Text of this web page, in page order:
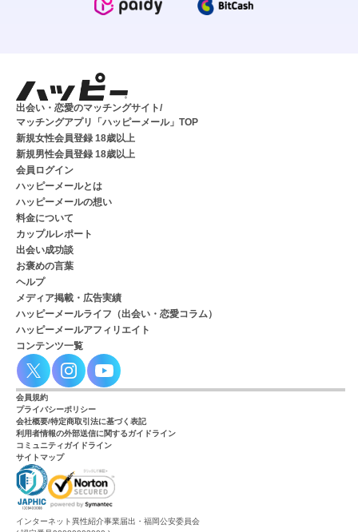
出会い・恋愛のマッチングサイト/
マッチングアプリ「ハッピーメール」TOP
新規女性会員登録 18歳以上
新規男性会員登録 18歳以上
会員ログイン
ハッピーメールとは
ハッピーメールの想い
料金について
カップルレポート
出会い成功談
お褒めの言葉
ヘルプ
メディア掲載・広告実績
ハッピーメールライフ（出会い・恋愛コラム）
ハッピーメールアフィリエイト
コンテンツ一覧
会員規約
プライバシーポリシー
会社概要/特定商取引法に基づく表記
利用者情報の外部送信に関するガイドライン
コミュニティガイドライン
サイトマップ
インターネット異性紹介事業届出・福岡公安委員会